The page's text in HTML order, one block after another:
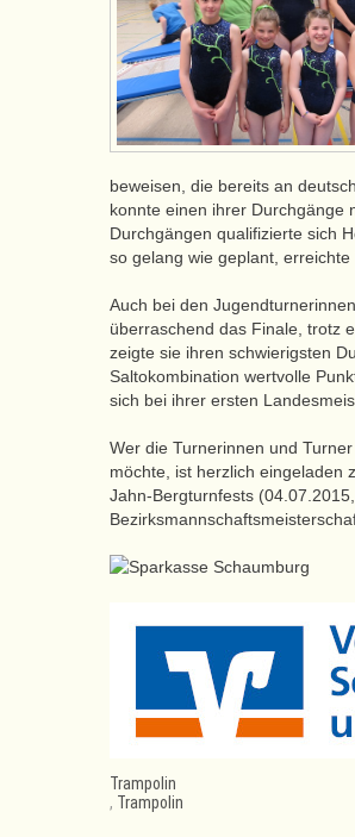
beweisen, die bereits an
konnte einen ihrer Durchgänge
Durchgängen qualifizierte sich
so gelang wie geplant,
Auch bei den
überraschend das Finale, trotz
zeigte sie ihren schwierigsten
Saltokombination wertvolle
sich bei ihrer ersten
Wer die Turnerinnen und
möchte, ist herzlich eingeladen
Jahn-Bergturnfests
Trampolin
, Trampolin